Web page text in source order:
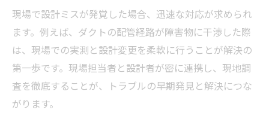
現場で設計ミスが発覚した場合、迅速な対応が求められ
ます。例えば、ダクトの配管経路が障害物に干渉した際
は、現場での実測と設計変更を柔軟に行うことが解決の
第一歩です。現場担当者と設計者が密に連携し、現地調
査を徹底することが、トラブルの早期発見と解決につな
がります。